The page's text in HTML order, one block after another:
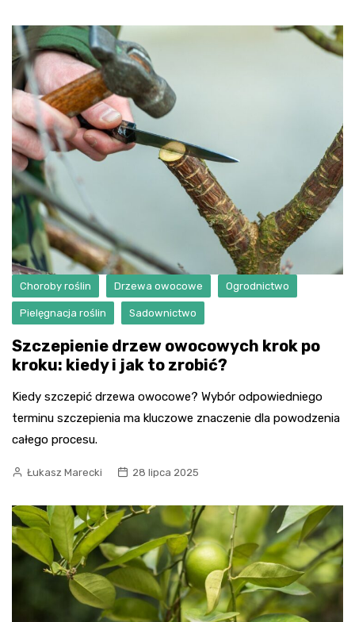
Choroby roślin Drzewa owocowe Ogrodnictwo
Pielęgnacja roślin Sadownictwo
Szczepienie drzew owocowych krok po
kroku: kiedy i jak to zrobić?
Kiedy szczepić drzewa owocowe? Wybór odpowiedniego
terminu szczepienia ma kluczowe znaczenie dla powodzenia
całego procesu.
Łukasz Marecki 28 lipca 2025